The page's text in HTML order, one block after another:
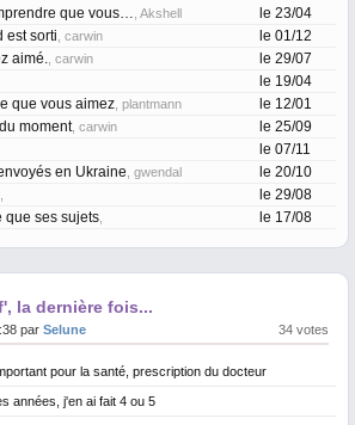
le 23/04
que vous… , Akshell
le 01/12
est sorti , carwin
le 29/07
aimé. , carwin
le 19/04
le 12/01
que vous aimez , plantmann
le 25/09
moment, carwin
le 07/11
le 20/10
en Ukraine , gwendal
le 29/08
le 17/08
que ses sujets
la dernière fois...
34 votes
par Selune
pour la santé, prescription du docteur
années, j'en ai fait 4 ou 5